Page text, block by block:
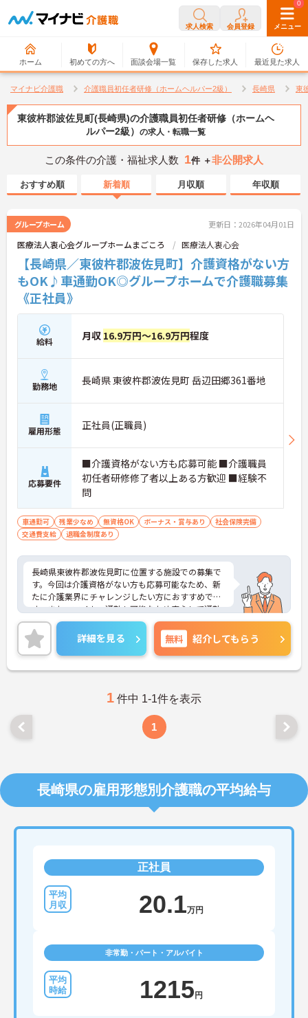
求人検索 会員登録 メニュー
ホーム 初めての方へ 面談会場一覧
0
保存した求人
0
最近見た求人
マイナビ介護職 介護職員初任者研修（ホームヘルパー2級） 長崎県 東
東彼杵郡波佐見町(長崎県)の介護職員初任者研修（ホームヘ
ルパー2級） の求人・転職一覧
この条件の介護・福祉求人数 1件 ＋非公開求人
おすすめ順 新着順 月収順 年収順
グループホーム 更新日：2026年04月01日
医療法人衷心会グループホームまごころ 医療法人衷心会
【長崎県／東彼杵郡波佐見町】介護資格がない方
もOK♪車通勤OK◎グループホームで介護職募集
《正社員》
給料 月収 16.9万円～16.9万円程度
勤務地 長崎県 東彼杵郡波佐見町 岳辺田郷361番地
雇用形態 正社員(正職員)
応募要件
■介護資格がない方も応募可能 ■介護職員
初任者研修修了者以上ある方歓迎 ■経験不
問
車通勤可 残業少なめ 無資格OK ボーナス・賞与あり
社会保険完備
交通費支給
退職金制度あり
長崎県東彼杵郡波佐見町に位置する施設での募集で
す。今回は介護資格がない方も応募可能なため、新
たに介護業界にチャレンジしたい方におすすめで
す。また、マイカー通勤も可能なため安心して通勤
ができます。ご興味のある方はご面接のポイントを
お伝えしますので、お気軽にお問い合わせくださ
い。
詳細を見る 無料 紹介してもらう
1 件中 1-1件を表示
1
長崎県の雇用形態別介護職の平均給与
正社員
20.1万円
非常勤・パート・アルバイト
1215 円